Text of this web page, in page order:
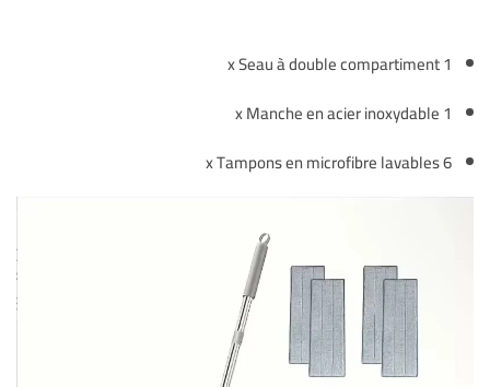
1 x Seau à double compartiment
1 x Manche en acier inoxydable
6 x Tampons en microfibre lavables